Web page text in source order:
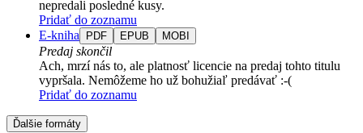
nepredali posledné kusy.
Pridať do zoznamu
E-kniha
PDF EPUB MOBI
Predaj skončil
Ach, mrzí nás to, ale platnosť licencie na predaj tohto titulu
vypršala. Nemôžeme ho už bohužiaľ predávať :-(
Pridať do zoznamu
Ďalšie formáty